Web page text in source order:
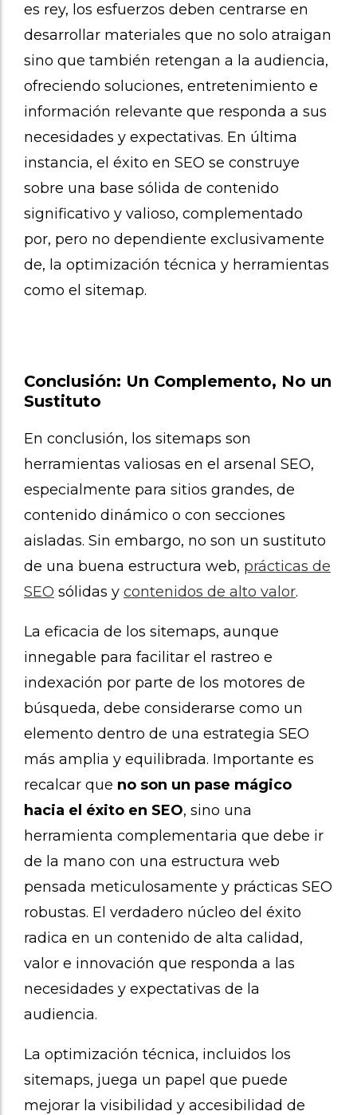
es rey, los esfuerzos deben centrarse en
desarrollar materiales que no solo atraigan
sino que también retengan a la audiencia,
ofreciendo soluciones, entretenimiento e
información relevante que responda a sus
necesidades y expectativas. En última
instancia, el éxito en SEO se construye
sobre una base sólida de contenido
significativo y valioso, complementado
por, pero no dependiente exclusivamente
de, la optimización técnica y herramientas
como el sitemap.
Conclusión: Un Complemento, No un
Sustituto
En conclusión, los sitemaps son
herramientas valiosas en el arsenal SEO,
especialmente para sitios grandes, de
contenido dinámico o con secciones
aisladas. Sin embargo, no son un sustituto
de una buena estructura web, prácticas de
SEO sólidas y contenidos de alto valor.
La eficacia de los sitemaps, aunque
innegable para facilitar el rastreo e
indexación por parte de los motores de
búsqueda, debe considerarse como un
elemento dentro de una estrategia SEO
más amplia y equilibrada. Importante es
recalcar que no son un pase mágico
hacia el éxito en SEO, sino una
herramienta complementaria que debe ir
de la mano con una estructura web
pensada meticulosamente y prácticas SEO
robustas. El verdadero núcleo del éxito
radica en un contenido de alta calidad,
valor e innovación que responda a las
necesidades y expectativas de la
audiencia.
La optimización técnica, incluidos los
sitemaps, juega un papel que puede
mejorar la visibilidad y accesibilidad de